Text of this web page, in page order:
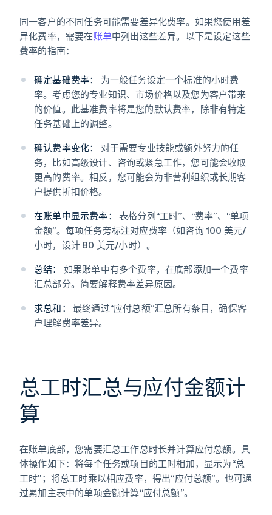
同一客户的不同任务可能需要差异化费率。如果您使用差
异化费率，需要在账单中列出这些差异。以下是设定这些
费率的指南：
确定基础费率：
为一般任务设定一个标准的小时费
率。考虑您的专业知识、市场价格以及您为客户带来
的价值。此基准费率将是您的默认费率，除非有特定
任务基础上的调整。
确认费率变化：
对于需要专业技能或额外努力的任
务，比如高级设计、咨询或紧急工作，您可能会收取
更高的费率。相反，您可能会为非营利组织或长期客
户提供折扣价格。
在账单中显示费率：
表格分列“工时”、“费率”、“单项
金额”。每项任务旁标注对应费率（如咨询 100 美元/
小时，设计 80 美元/小时）。
总结：
如果账单中有多个费率，在底部添加一个费率
汇总部分。简要解释费率差异原因。
求总和：
最终通过“应付总额”汇总所有条目，确保客
户理解费率差异。
总工时汇总与应付金额计
算
在账单底部，您需要汇总工作总时长并计算应付总额。具
体操作如下：将每个任务或项目的工时相加，显示为“总
工时”；将总工时乘以相应费率，得出“应付总额”。也可通
过累加主表中的单项金额计算“应付总额”。